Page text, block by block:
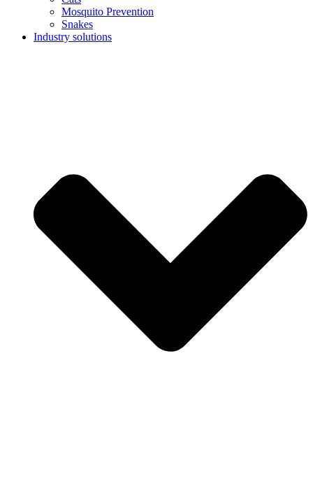
Mosquito Prevention
Snakes
Industry solutions